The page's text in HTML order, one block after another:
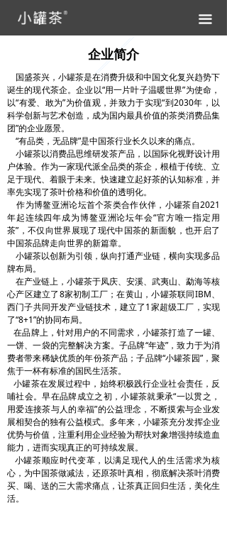
끀
企业简介
国盛茶兴，小罐茶是在消费升级和中国文化复兴趋势下
诞生的现代茶企。企业以“用一片叶子温暖世界”为使命，
以“有爱、敢为”为价值观，并致力于实现“到2030年，以
科学创新与艺术创造，成为国内最具价值的茶类消费品集
团”的企业愿景。
“有品类，无品牌”是中国茶行业长久以来的痛点。
小罐茶以消费品思维研发茶产品，以国际化视野设计用
户体验。作为一家现代派全品类的茶企，根植于传统、立
足于现代、着眼于未来。快速建立起好茶的认知标准，并
率先实现了茶叶价格和价值的透明化。
作为博鳌亚洲论坛首个茶类合作伙伴，小罐茶自2021
年起连续四年成为博鳌亚洲论坛年会“官方唯一指定用
茶”，不仅向世界展现了现代中国茶的新面貌，也开启了
中国茶品牌走向世界的新篇章。
小罐茶以创新为引领，纵向打通产业链，横向实现多品
牌布局。
在产业链上，小罐茶于凤庆、安溪、武夷山、勐海等核
心产区建立了8家初制工厂；在黄山，小罐茶联同IBM、
西门子共同开发产业链技术，建立了1家超级工厂，实现
了“8+1”的协同布局。
在品牌上，针对用户的不同需求，小罐茶打造了一罐、
一饼、一袋的完整解决方案。子品牌“年迹”，致力于为消
费者带来稀缺优质的年份茶产品；子品牌“小罐茶园”，聚
焦于一杯有标准的国民生活茶。
小罐茶在发展过程中，始终积极践行企业社会责任，反
哺社会。早在品牌成立之初，小罐茶就秉承“一以贯之，
用爱连接茶与人的幸福”的公益理念，不断摸索与企业发
展相契合的独有公益模式。多年来，小罐茶充分发挥企业
优势与价值，注重利用企业经验为帮扶对象增强持续造血
能力，进而实现真正的可持续发展。
小罐茶顺应时代变革，以满足现代人的生活需求为核
心，为中国茶做减法，还原茶叶真相，彻底解决茶叶消费
买、喝、送的三大需求痛点，让茶真正回归生活，美化生
活。